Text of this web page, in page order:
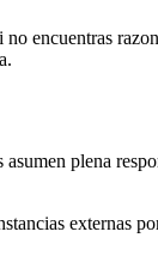
no encuentras
asumen plena
externas